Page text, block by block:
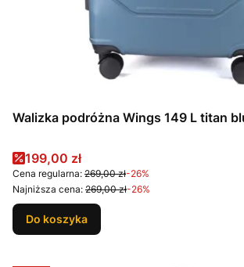
Walizka podróżna Wings 149 L titan
Cena promocyjna
199,00 zł
Cena regularna: 269,00 zł-26%
Najniższa cena: 269,00 zł-26%
Do koszyka